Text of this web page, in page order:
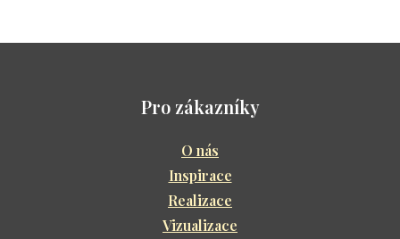
Pro zákazníky
O nás
Inspirace
Realizace
Vizualizace